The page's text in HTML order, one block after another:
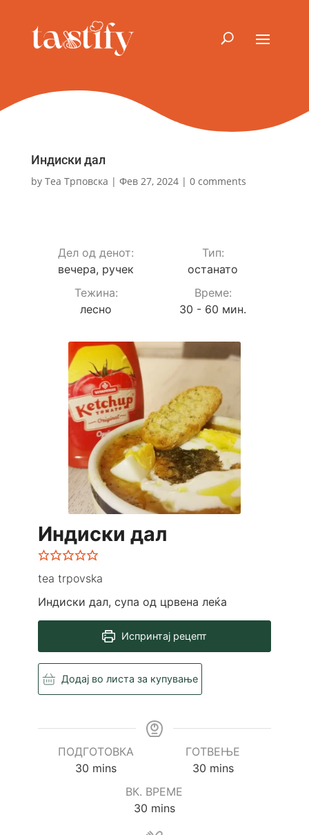
Индиски дал
by Теа Трповска | Фев 27, 2024| 0 comments
Дел од денот:
вечера, ручек
Тип:
останато
Teжина:
лесно
Време:
30 - 60 мин.
Индиски дал
tea trpovska
Индиски дал, супа од црвена леќа
Испринтај рецепт
Додај во листа за купување
ПОДГОТОВКА
30 minutes
mins
ГОТВЕЊЕ
30minutes
mins
ВК. ВРЕМЕ
30minutes
mins